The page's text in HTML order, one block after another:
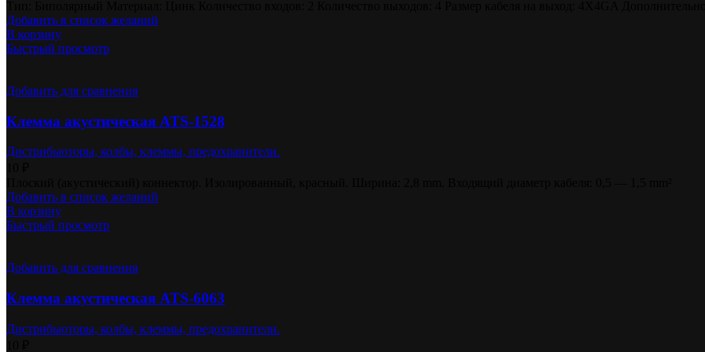
Добавить в список желаний
В корзину
Быстрый просмотр
Добавить для сравнения
Клемма акустическая ATS-1528
Дистрибьюторы, колбы, клеммы, предохранители.
Добавить в список желаний
В корзину
Быстрый просмотр
Добавить для сравнения
Клемма акустическая ATS-6063
Дистрибьюторы, колбы, клеммы, предохранители.